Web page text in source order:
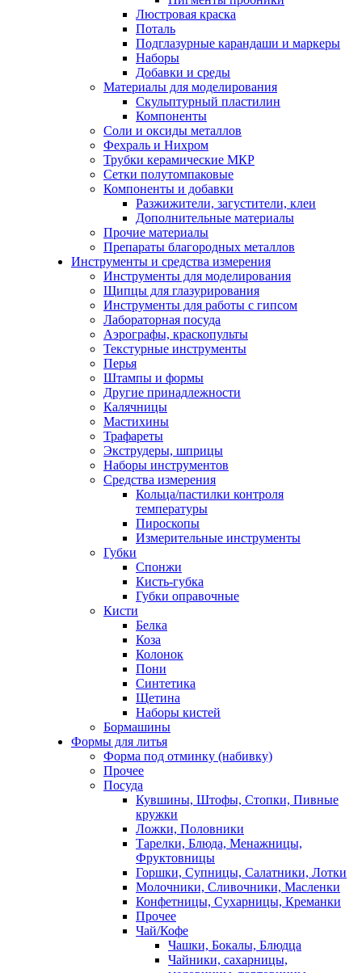
Люстровая краска
Поталь
Подглазурные карандаши и маркеры
Наборы
Добавки и среды
Материалы для моделирования
Скульптурный пластилин
Компоненты
Соли и оксиды металлов
Фехраль и Нихром
Трубки керамические МКР
Сетки полутомпаковые
Компоненты и добавки
Разжижители, загустители, клеи
Дополнительные материалы
Прочие материалы
Препараты благородных металлов
Инструменты и средства измерения
Инструменты для моделирования
Щипцы для глазурирования
Инструменты для работы с гипсом
Лабораторная посуда
Аэрографы, краскопульты
Текстурные инструменты
Перья
Штампы и формы
Другие принадлежности
Калячницы
Мастихины
Трафареты
Экструдеры, шприцы
Наборы инструментов
Средства измерения
Кольца/пастилки контроля
температуры
Пироскопы
Измерительные инструменты
Губки
Спонжи
Кисть-губка
Губки оправочные
Кисти
Белка
Коза
Колонок
Пони
Синтетика
Щетина
Наборы кистей
Бормашины
Формы для литья
Форма под отминку (набивку)
Прочее
Посуда
Кувшины, Штофы, Стопки, Пивные
кружки
Ложки, Половники
Тарелки, Блюда, Менажницы,
Фруктовницы
Горшки, Супницы, Салатники, Лотки
Молочники, Сливочники, Масленки
Конфетницы, Сухарницы, Креманки
Прочее
Чай/Кофе
Чашки, Бокалы, Блюдца
Чайники, сахарницы,